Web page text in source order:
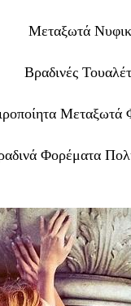
Μεταξωτά
Βραδινές
Μεταξωτά
Φορέματα